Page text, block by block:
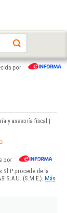
por
y asesoría fiscal |
por
Sl P procede de la
S.A.U. (S.M.E.). Más